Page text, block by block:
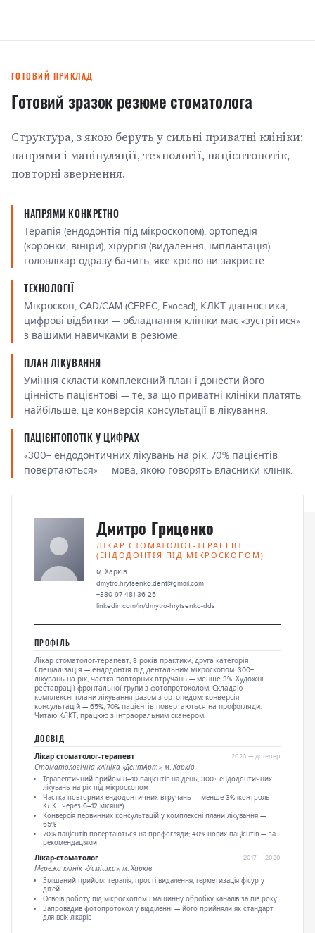
ГОТОВИЙ ПРИКЛАД
Готовий зразок резюме стоматолога
Структура, з якою беруть у сильні приватні клініки:
напрями і маніпуляції, технології, пацієнтопотік,
повторні звернення.
НАПРЯМИ КОНКРЕТНО
Терапія (ендодонтія під мікроскопом), ортопедія
(коронки, вініри), хірургія (видалення, імплантація) —
головлікар одразу бачить, яке крісло ви закриєте.
ТЕХНОЛОГІЇ
Мікроскоп, CAD/CAM (CEREC, Exocad), КЛКТ-діагностика,
цифрові відбитки — обладнання клініки має «зустрітися»
з вашими навичками в резюме.
ПЛАН ЛІКУВАННЯ
Уміння скласти комплексний план і донести його
цінність пацієнтові — те, за що приватні клініки платять
найбільше: це конверсія консультації в лікування.
ПАЦІЄНТОПОТІК У ЦИФРАХ
«300+ ендодонтичних лікувань на рік, 70% пацієнтів
повертаються» — мова, якою говорять власники клінік.
Дмитро Гриценко
ЛІКАР СТОМАТОЛОГ-ТЕРАПЕВТ
(ЕНДОДОНТІЯ ПІД МІКРОСКОПОМ)
м. Харків
dmytro.hrytsenko.dent@gmail.com
+380 97 481 36 25
linkedin.com/in/dmytro-hrytsenko-dds
ПРОФІЛЬ
Лікар стоматолог-терапевт, 8 років практики, друга категорія.
Спеціалізація — ендодонтія під дентальним мікроскопом: 300+
лікувань на рік, частка повторних втручань — менше 3%. Художні
реставрації фронтальної групи з фотопротоколом. Складаю
комплексні плани лікування разом з ортопедом: конверсія
консультацій — 65%, 70% пацієнтів повертаються на профогляди.
Читаю КЛКТ, працюю з інтраоральним сканером.
ДОСВІД
Лікар стоматолог-терапевт 2020 — дотепер
Стоматологічна клініка «ДентАрт», м. Харків
Терапевтичний прийом 8–10 пацієнтів на день, 300+ ендодонтичних
лікувань на рік під мікроскопом
Частка повторних ендодонтичних втручань — менше 3% (контроль
КЛКТ через 6–12 місяців)
Конверсія первинних консультацій у комплексні плани лікування —
65%
70% пацієнтів повертаються на профогляди; 40% нових пацієнтів — за
рекомендаціями
Лікар-стоматолог
2017 — 2020
Мережа клінік «Усмішка», м. Харків
Змішаний прийом: терапія, прості видалення, герметизація фісур у
дітей
Освоїв роботу під мікроскопом і машинну обробку каналів за пів року
Запровадив фотопротокол у відділенні — його прийняли як стандарт
для всіх лікарів